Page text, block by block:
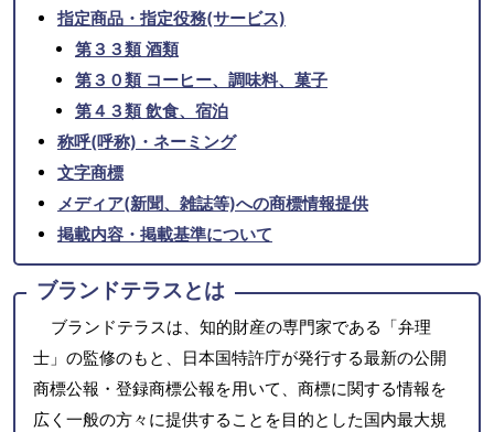
指定商品・指定役務(サービス)
第３３類 酒類
第３０類 コーヒー、調味料、菓子
第４３類 飲食、宿泊
称呼(呼称)・ネーミング
文字商標
メディア(新聞、雑誌等)への商標情報提供
掲載内容・掲載基準について
ブランドテラスとは
ブランドテラスは、知的財産の専門家である「弁理
士」の監修のもと、日本国特許庁が発行する最新の公開
商標公報・登録商標公報を用いて、商標に関する情報を
広く一般の方々に提供することを目的とした国内最大規